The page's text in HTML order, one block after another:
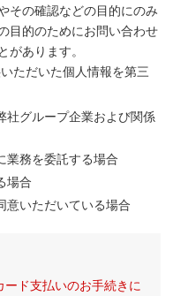
その確認などの目的にのみ
目的のためにお問い合わせ
があります。
ただいた個人情報を第三
社グループ企業および関係
業務を委託する場合
場合
意いただいている場合
ド支払いのお手続きに